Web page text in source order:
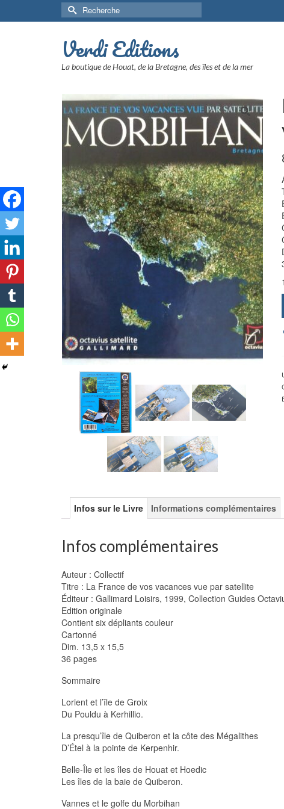
Rechercher :
Verdi Editions
La boutique de Houat, de la Bretagne, des îles et de la mer
Infos sur le Livre Informations complémentaires
Infos complémentaires
Auteur : Collectif
Titre : La France de vos vacances vue par satellite
Éditeur : Gallimard Loisirs, 1999, Collection Guides
Edition originale
Contient six dépliants couleur
Cartonné
Dim. 13,5 x 15,5
36 pages
Sommaire
Lorient et l’île de Groix
Du Pouldu à Kerhillio.
La presqu’île de Quiberon et la côte des Mégalithes
D’Étel à la pointe de Kerpenhir.
Belle-Île et les îles de Houat et Hoedic
Les îles de la baie de Quiberon.
Vannes et le golfe du Morbihan